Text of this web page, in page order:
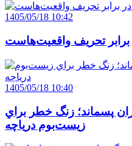
1405/05/18 10:42
تحريف واقعيت‌هاست
1405/05/18 10:40
پسماند؛ زنگ خطر براي
زيست‌بوم درياچه